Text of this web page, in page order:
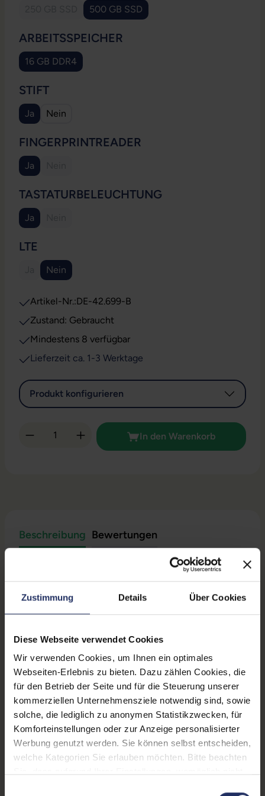
Zustimmung Details Über Cookies
Diese Webseite verwendet Cookies
Wir verwenden Cookies, um Ihnen ein optimales
Webseiten-Erlebnis zu bieten. Dazu zählen Cookies, die
für den Betrieb der Seite und für die Steuerung unserer
kommerziellen Unternehmensziele notwendig sind, sowie
solche, die lediglich zu anonymen Statistikzwecken, für
Komforteinstellungen oder zur Anzeige personalisierter
Werbung genutzt werden. Sie können selbst entscheiden,
welche Kategorien Sie erlauben möchten. Bitte beachten
(Diese Option ist zurzeit nicht verfügbar.)
500 GB SSD
ARBEITSSPEICHER
16 GB DDR4
STIFTAUSWÄHLEN
Ja Nein
FINGERPRINTREADER
Ja
TASTATURBELEUCHTUNG
Ja
LTE
(Diese Option ist zurzeit nicht verfügbar.)
Nein
Artikel-Nr.:DE-42.699-B
Zustand: Gebraucht
Mindestens 8 verfügbar
Lieferzeit ca. 1-3 Werktage
Produkt konfigurieren
Produkt Anzahl: Gib den gewünschten
In den Warenkorb
Beschreibung Bewertungen
Sicherheit & Herstellerinformationen
Technische Daten
Displaygröße: 13,3 Zoll
Displayauflösung: 1920 x 1280
Displayart: Touchscreen
Prozessor:
Intel Core i5 1140G7 @ 1,8
GHz